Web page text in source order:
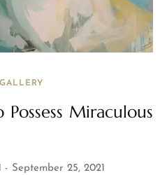
Miraculous
September 25, 2021